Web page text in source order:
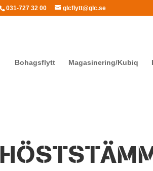
031-727 32 00 glcflytt@glc.se
Bohagsflytt Magasinering/Kubiq